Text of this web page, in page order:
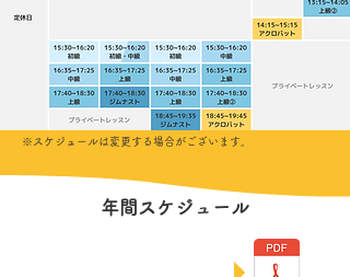
​​※スケジュールは変更する場合がございます。
年間スケジュール